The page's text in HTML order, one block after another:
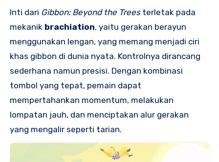
Inti dari Gibbon: Beyond the Treesterletak pada
mekanik brachiation, yaitu gerakan berayun
menggunakan lengan, yang memang menjadi ciri
khas gibbon di dunia nyata. Kontrolnya dirancang
sederhana namun presisi. Dengan kombinasi
tombol yang tepat, pemain dapat
mempertahankan momentum, melakukan
lompatan jauh, dan menciptakan alur gerakan
yang mengalir seperti tarian.